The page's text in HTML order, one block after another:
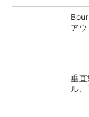
ア
垂
ル